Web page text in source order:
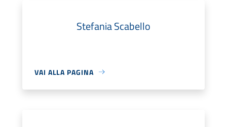
Stefania Scabello
VAI ALLA PAGINA